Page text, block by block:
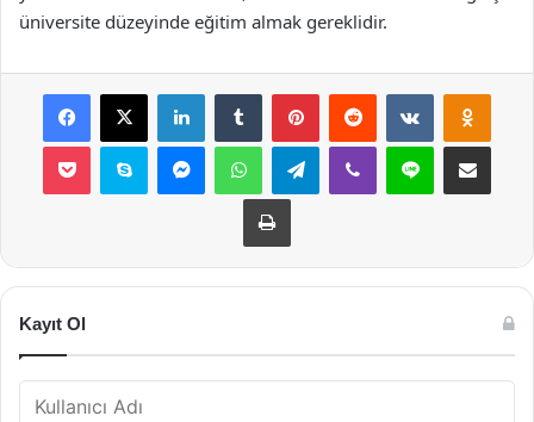
üniversite düzeyinde eğitim almak gereklidir.
Facebook
X LinkedInTumblr PinterestReddit VKontakte
Pocket Skype MessengerWhatsAppTelegramViber Line E-Posta ile
Yazdır
Kayıt Ol